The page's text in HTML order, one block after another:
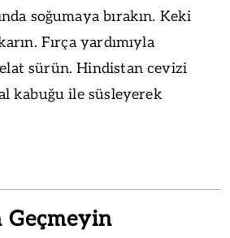
soğumaya bırakın. Keki
Fırça yardımıyla
sürün. Hindistan cevizi
kabuğu ile süsleyerek
Geçmeyin